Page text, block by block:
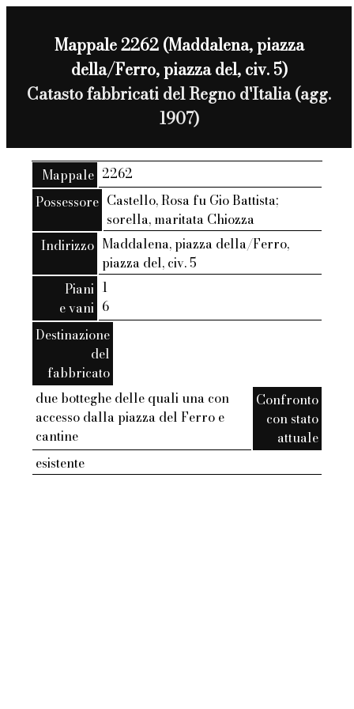
Mappale 2262 (Maddalena, piazza
della/Ferro, piazza del, civ. 5)
Catasto fabbricati del Regno d'Italia (agg.
1907)
Mappale 2262
Possessore Castello, Rosa fu Gio Battista;
sorella, maritata Chiozza
Indirizzo Maddalena, piazza della/Ferro,
piazza del, civ. 5
Piani
e vani
1
6
Destinazione
del
fabbricato
due botteghe delle quali una con
accesso dalla piazza del Ferro e
cantine
Confronto
con stato
attuale
esistente